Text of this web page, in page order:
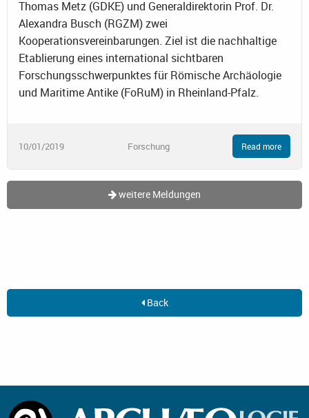
Thomas Metz (GDKE) und Generaldirektorin Prof. Dr.
Alexandra Busch (RGZM) zwei
Kooperationsvereinbarungen. Ziel ist die nachhaltige
Etablierung eines international sichtbaren
Forschungsschwerpunktes für Römische Archäologie
und Maritime Antike (FoRuM) in Rheinland-Pfalz.
10/01/2019 Forschung Read more
weitere Meldungen
Back